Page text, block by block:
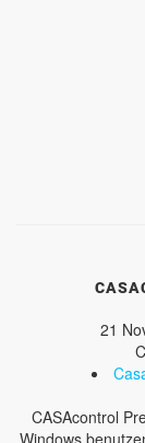
21
CASAcontrol